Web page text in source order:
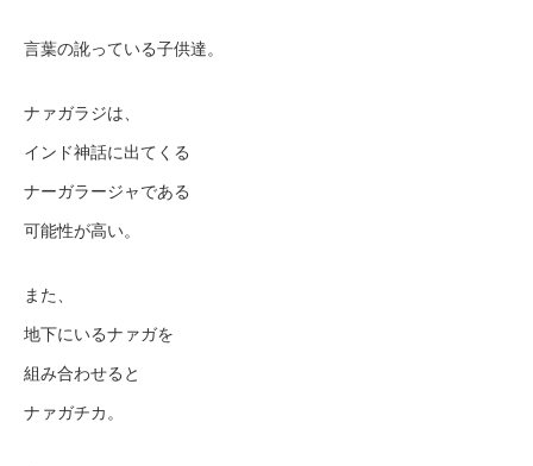
言葉の訛っている子供達。
ナァガラジは、
インド神話に出てくる
ナーガラージャである
可能性が高い。
また、
地下にいるナァガを
組み合わせると
ナァガチカ。